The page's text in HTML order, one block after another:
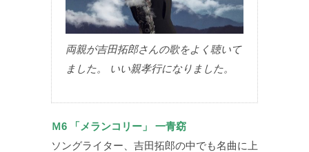
両親が吉田拓郎さんの歌をよく聴いて
ました。 いい親孝行になりました。
Ｍ6 「メランコリー」 一青窈
ソングライター、吉田拓郎の中でも名曲に上